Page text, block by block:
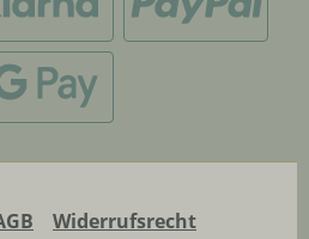
Widerrufsrecht